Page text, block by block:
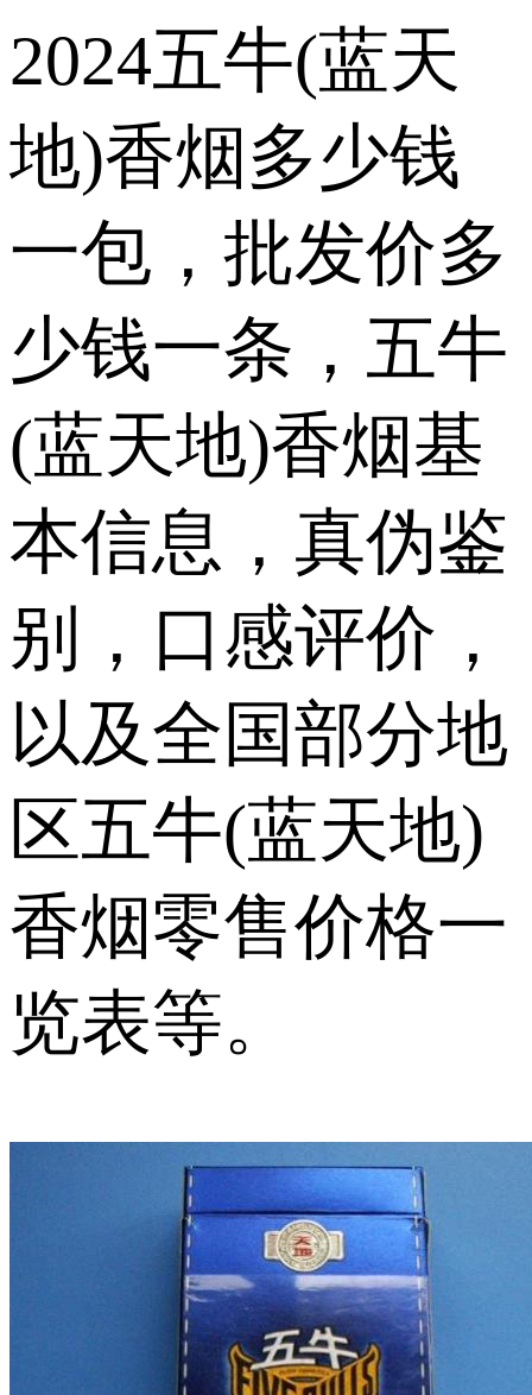
2024五牛(蓝天
地)香烟多少钱
一包，批发价多
少钱一条，五牛
(蓝天地)香烟基
本信息，真伪鉴
别，口感评价，
以及全国部分地
区五牛(蓝天地)
香烟零售价格一
览表等。